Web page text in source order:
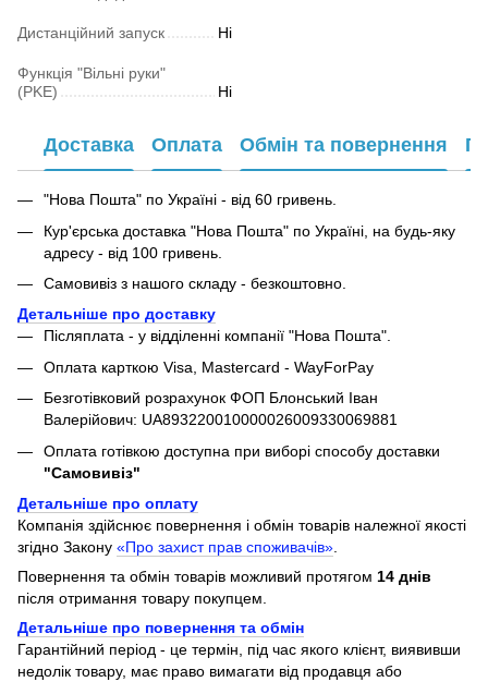
Дистанційний запуск Ні
Функція "Вільні руки"
(PKE)
Ні
Доставка Оплата Обмін та повернення
"Нова Пошта" по Україні - від 60 гривень.
Кур'єрська доставка "Нова Пошта" по Україні, на будь-яку
адресу - від 100 гривень.
Самовивіз з нашого складу - безкоштовно.
Детальніше про доставку
Післяплата - у відділенні компанії "Нова Пошта".
Оплата карткою Visa, Mastercard - WayForPay
Безготівковий розрахунок ФОП Блонський Іван
Валерійович: UA893220010000026009330069881
Оплата готівкою доступна при виборі способу доставки
"Самовивіз"
Детальніше про оплату
Компанія здійснює повернення і обмін товарів належної якості
згідно Закону «Про захист прав споживачів»
Повернення та обмін товарів можливий протягом 14 днів
після отримання товару покупцем.
Детальніше про повернення та обмін
Гарантійний період - це термін, під час якого клієнт, виявивши
недолік товару, має право вимагати від продавця або